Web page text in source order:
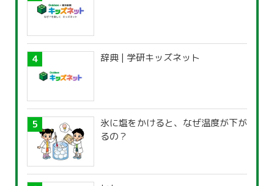
辞典 | 学研キッズネット
氷に塩をかけると、なぜ温度が下が
るの？